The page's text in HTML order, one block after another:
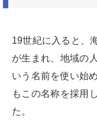
19世紀に入ると、
が生まれ、地域の
いう名前を使い始
もこの名称を採用
た。